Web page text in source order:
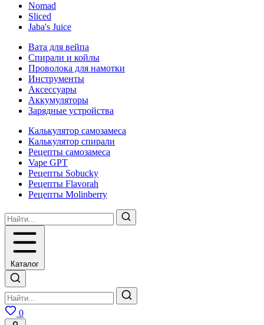
Nomad
Sliced
Jaba's Juice
Вата для вейпа
Спирали и койлы
Проволока для намотки
Инструменты
Аксесcуары
Аккумуляторы
Зарядные устройства
Калькулятор самозамеса
Калькулятор спирали
Рецепты самозамеса
Vape GPT
Рецепты Sobucky
Рецепты Flavorah
Рецепты Molinberry
Каталог
0